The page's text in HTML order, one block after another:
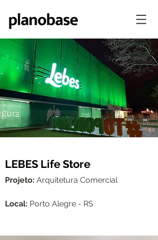
LEBES Life Store
Projeto: Arquitetura Comercial
Local: Porto Alegre - RS